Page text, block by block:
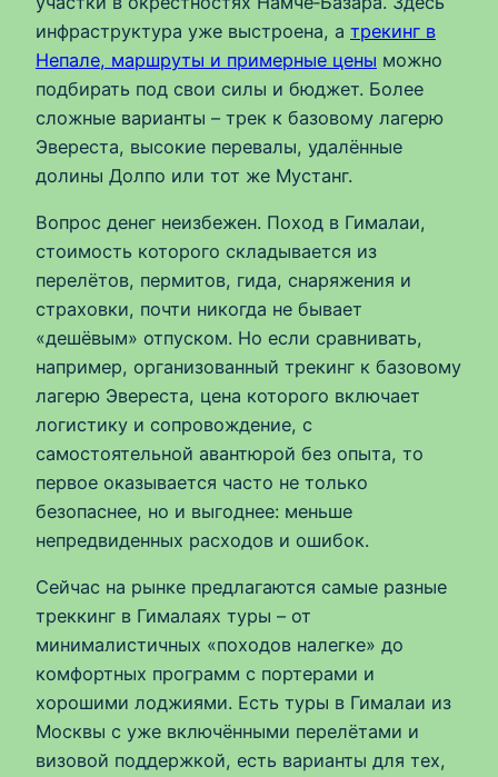
инфраструктура уже выстроена, а трекинг в
Непале, маршруты и примерные цены можно
подбирать под свои силы и бюджет. Более
сложные варианты – трек к базовому лагерю
Эвереста, высокие перевалы, удалённые
долины Долпо или тот же Мустанг.
Вопрос денег неизбежен. Поход в Гималаи,
стоимость которого складывается из
перелётов, пермитов, гида, снаряжения и
страховки, почти никогда не бывает
«дешёвым» отпуском. Но если сравнивать,
например, организованный трекинг к базовому
лагерю Эвереста, цена которого включает
логистику и сопровождение, с
самостоятельной авантюрой без опыта, то
первое оказывается часто не только
безопаснее, но и выгоднее: меньше
непредвиденных расходов и ошибок.
Сейчас на рынке предлагаются самые разные
треккинг в Гималаях туры – от
минималистичных «походов налегке» до
комфортных программ с портерами и
хорошими лоджиями. Есть туры в Гималаи из
Москвы с уже включёнными перелётами и
визовой поддержкой, есть варианты для тех,